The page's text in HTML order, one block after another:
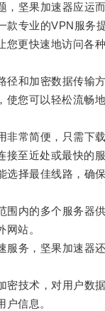
坚果加速器应运而
专业的VPN服务
您更快速地访问各
和加密数据传输
使您可以轻松流畅
常简便，只需下载
接至近处或最快的服
择最佳线路，确保
内的多个服务器
网站。
务，坚果加速器还
技术，对用户数据
户信息。